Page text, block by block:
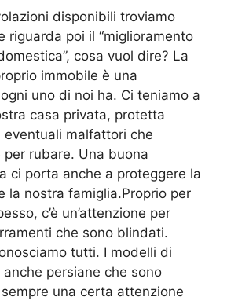
disponibili troviamo
riguarda poi il “miglioramento
cosa vuol dire? La
immobile è una
uno di noi ha. Ci teniamo a
casa privata, protetta
malfattori che
rubare. Una buona
ci porta anche a proteggere la
la nostra famiglia.Proprio per
c’è un’attenzione per
che sono blindati.
tutti. I modelli di
persiane che sono
una certa attenzione